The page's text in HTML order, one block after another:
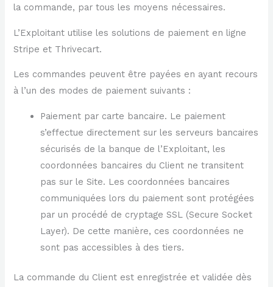
la commande, par tous les moyens nécessaires.
L’Exploitant utilise les solutions de paiement en ligne
Stripe et Thrivecart.
Les commandes peuvent être payées en ayant recours
à l’un des modes de paiement suivants :
Paiement par carte bancaire. Le paiement
s’effectue directement sur les serveurs bancaires
sécurisés de la banque de l’Exploitant, les
coordonnées bancaires du Client ne transitent
pas sur le Site. Les coordonnées bancaires
communiquées lors du paiement sont protégées
par un procédé de cryptage SSL (Secure Socket
Layer). De cette manière, ces coordonnées ne
sont pas accessibles à des tiers.
La commande du Client est enregistrée et validée dès